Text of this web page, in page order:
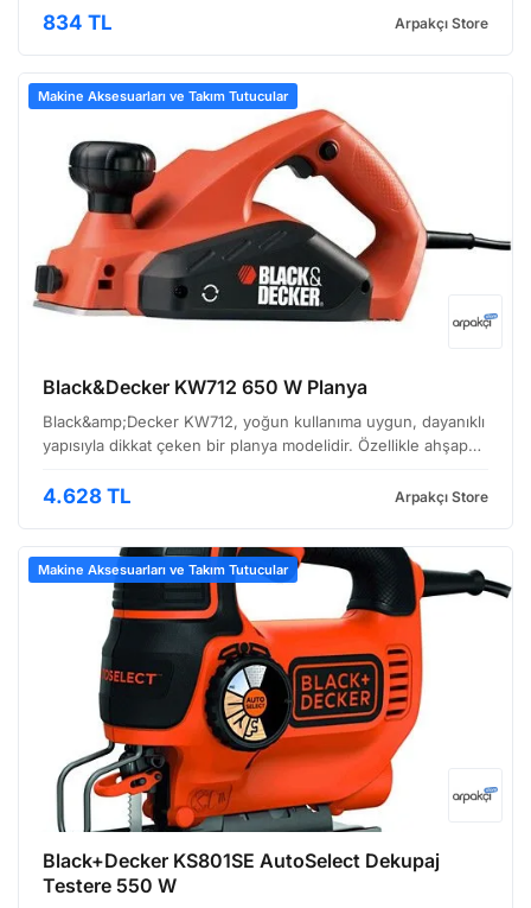
kompakt boyutları ve yeterli performansı bir araya getiren bir
834 TL Arpakçı Store
Makine Aksesuarları ve Takım Tutucular
Black&Decker KW712 650 W Planya
Black&amp;Decker KW712, yoğun kullanıma uygun, dayanıklı
yapısıyla dikkat çeken bir planya modelidir. Özellikle ahşap
tercih ediliyor. Bu planya, hem profesyonel …
4.628 TL Arpakçı Store
Makine Aksesuarları ve Takım Tutucular
Black+Decker KS801SE AutoSelect Dekupaj
Testere 550 W